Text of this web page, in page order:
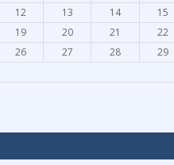
12 13 14 15
19 20 21 22
26 27 28 29